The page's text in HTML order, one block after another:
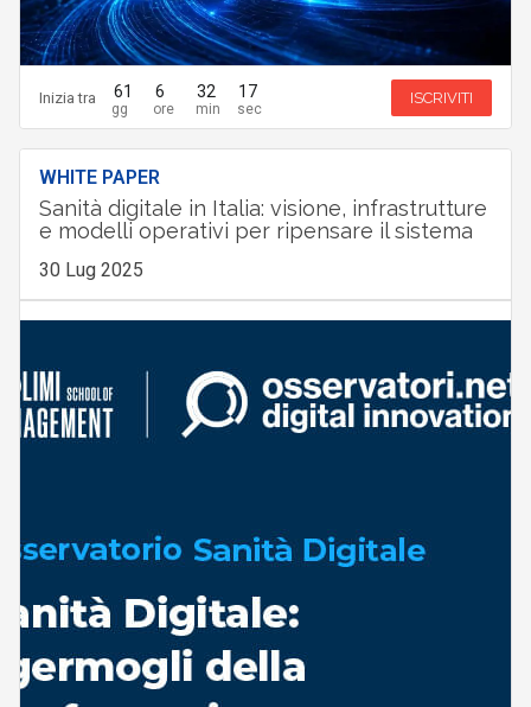
Inizia tra 61 6 32 16 ISCRIVITI
WHITE PAPER
Sanità digitale in Italia: visione, infrastrutture
e modelli operativi per ripensare il sistema
30 Lug 2025